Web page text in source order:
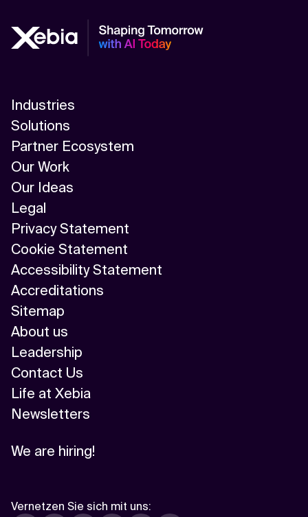
Industries
Solutions
Partner Ecosystem
Our Work
Our Ideas
Legal
Privacy Statement
Cookie Statement
Accessibility Statement
Accreditations
Sitemap
About us
Leadership
Contact Us
Life at Xebia
Newsletters
We are hiring!
Vernetzen Sie sich mit uns: